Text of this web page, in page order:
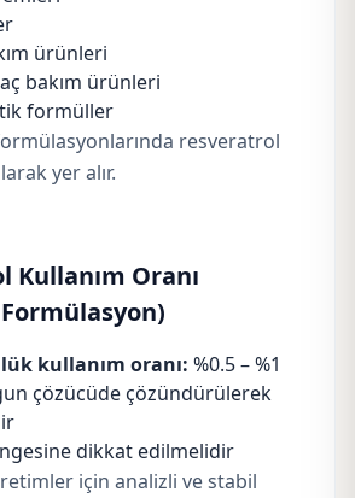
ürünleri
bakım ürünleri
formüller
resveratrol
yer alır.
Kullanım Oranı
kullanım oranı: %0.5 – %1
çözücüde çözündürülerek
dikkat edilmelidir
için analizli ve stabil